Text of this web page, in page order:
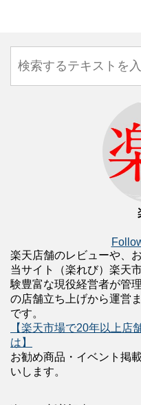
楽天店舗のレビューや、
当サイト（楽れび）楽天
験豊富な現役経営者が管
の店舗立ち上げから運営
です。
【楽天市場で20年以上店
は】
お勧め商品・イベント掲
いします。